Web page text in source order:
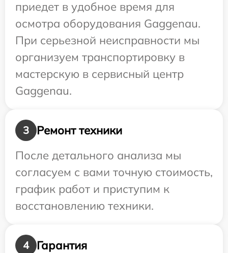
приедет в удобное время для
осмотра оборудования Gaggenau.
При серьезной неисправности мы
организуем транспортировку в
мастерскую в сервисный центр
Gaggenau.
3
Ремонт техники
После детального анализа мы
согласуем с вами точную стоимость,
график работ и приступим к
восстановлению техники.
4
Гарантия